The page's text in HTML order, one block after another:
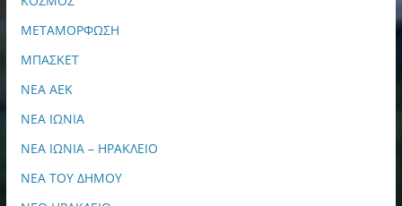
ΜΕΤΑΜΟΡΦΩΣΗ
ΜΠΑΣΚΕΤ
ΝΕΑ ΑΕΚ
ΝΕΑ ΙΩΝΙΑ
ΝΕΑ ΙΩΝΙΑ – ΗΡΑΚΛΕΙΟ
ΝΕΑ ΤΟΥ ΔΗΜΟΥ